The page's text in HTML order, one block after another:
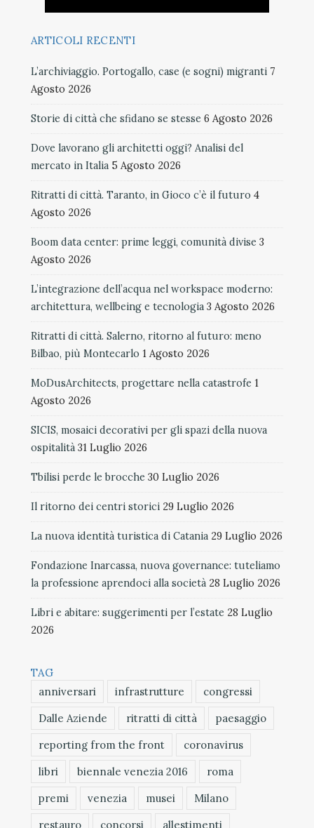
ARTICOLI RECENTI
L’archiviaggio. Portogallo, case (e sogni) migranti 7
Agosto 2026
Storie di città che sfidano se stesse 6 Agosto 2026
Dove lavorano gli architetti oggi? Analisi del
mercato in Italia 5 Agosto 2026
Ritratti di città. Taranto, in Gioco c’è il futuro 4
Agosto 2026
Boom data center: prime leggi, comunità divise 3
Agosto 2026
L’integrazione dell’acqua nel workspace moderno:
architettura, wellbeing e tecnologia 3 Agosto 2026
Ritratti di città. Salerno, ritorno al futuro: meno
Bilbao, più Montecarlo 1 Agosto 2026
MoDusArchitects, progettare nella catastrofe 1
Agosto 2026
SICIS, mosaici decorativi per gli spazi della nuova
ospitalità 31 Luglio 2026
Tbilisi perde le brocche 30 Luglio 2026
Il ritorno dei centri storici 29 Luglio 2026
La nuova identità turistica di Catania 29 Luglio 2026
Fondazione Inarcassa, nuova governance: tuteliamo
la professione aprendoci alla società 28 Luglio 2026
Libri e abitare: suggerimenti per l’estate 28 Luglio
2026
TAG
anniversari
infrastrutture
congressi
Dalle Aziende
ritratti di città
paesaggio
reporting from the front
coronavirus
libri
biennale venezia 2016
roma
premi
venezia musei
Milano
restauro
concorsi
allestimenti